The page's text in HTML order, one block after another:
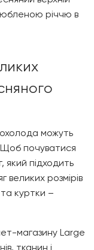
річчю в
можуть
почуватися
який підходить
великих розмірів
куртки –
магазину Large
тканин і